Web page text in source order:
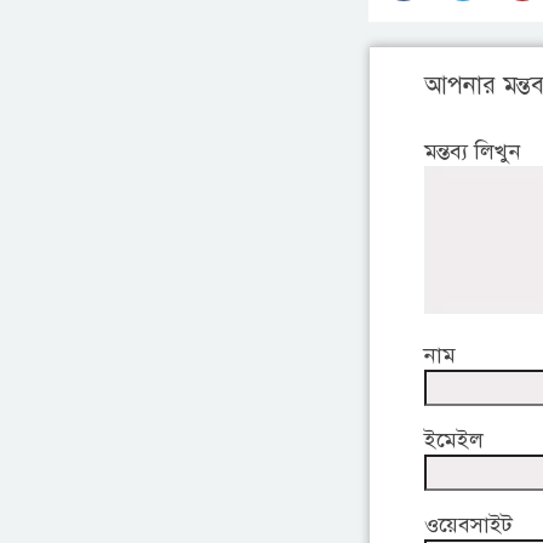
আপনার
মন্তব্য লিখুন
নাম
ইমেইল
ওয়েবসাইট